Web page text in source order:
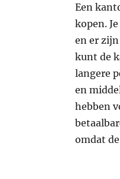
Een
kopen.
en er
kunt de
langere
en
hebben
omdat